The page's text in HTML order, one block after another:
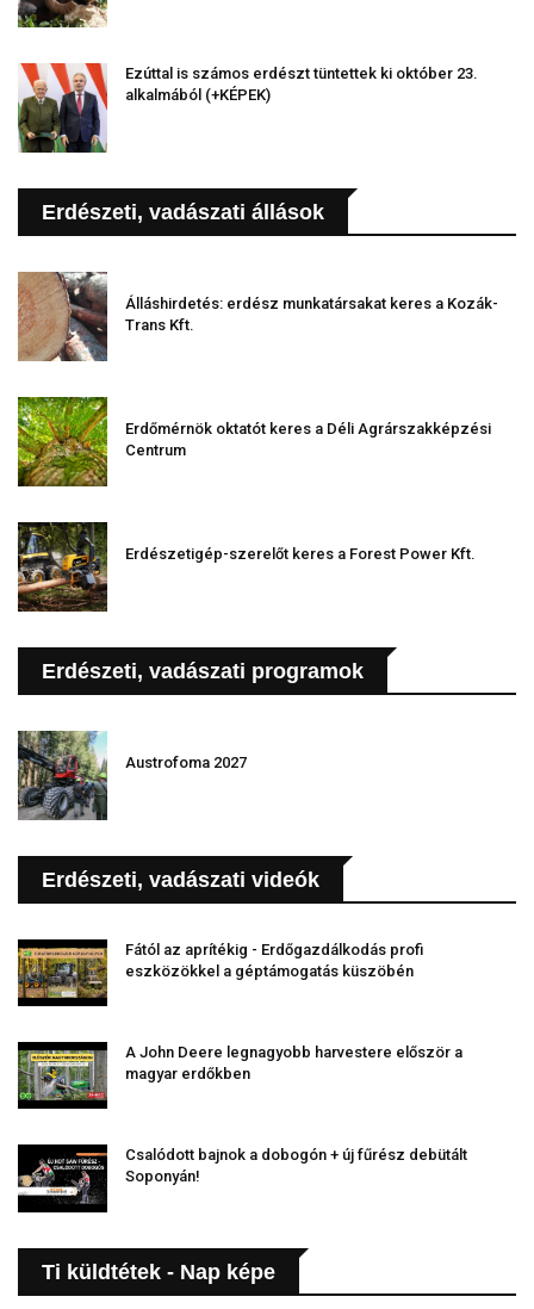
Ezúttal is számos erdészt tüntettek ki október 23.
alkalmából (+KÉPEK)
Erdészeti, vadászati állások
Álláshirdetés: erdész munkatársakat keres a Kozák-
Trans Kft.
Erdőmérnök oktatót keres a Déli Agrárszakképzési
Centrum
Erdészetigép-szerelőt keres a Forest Power Kft.
Erdészeti, vadászati programok
Austrofoma 2027
Erdészeti, vadászati videók
Fától az aprítékig - Erdőgazdálkodás profi
eszközökkel a géptámogatás küszöbén
A John Deere legnagyobb harvestere először a
magyar erdőkben
Csalódott bajnok a dobogón + új fűrész debütált
Soponyán!
Ti küldtétek - Nap képe